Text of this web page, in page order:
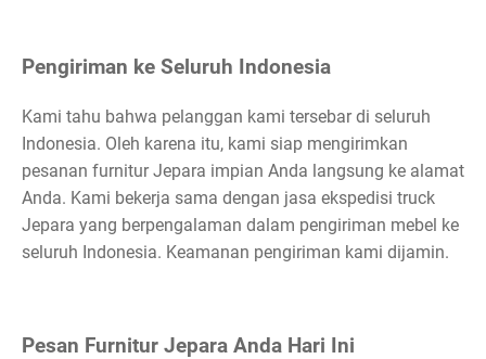
Pengiriman ke Seluruh Indonesia
Kami tahu bahwa pelanggan kami tersebar di seluruh
Indonesia. Oleh karena itu, kami siap mengirimkan
pesanan furnitur Jepara impian Anda langsung ke alamat
Anda. Kami bekerja sama dengan jasa ekspedisi truck
Jepara yang berpengalaman dalam pengiriman mebel ke
seluruh Indonesia. Keamanan pengiriman kami dijamin.
Pesan Furnitur Jepara Anda Hari Ini